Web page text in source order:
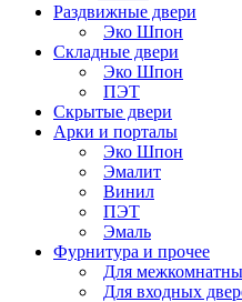
Раздвижные двери
Эко Шпон
Складные двери
Эко Шпон
ПЭТ
Скрытые двери
Арки и порталы
Эко Шпон
Эмалит
Винил
ПЭТ
Эмаль
Фурнитура и прочее
Для
Для входных